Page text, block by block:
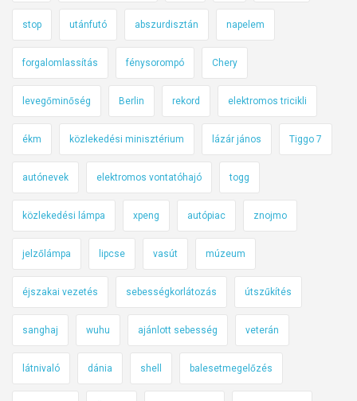
stop utánfutó abszurdisztán napelem
forgalomlassítás fénysorompó Chery
levegőminőség Berlin rekord elektromos tricikli
ékm közlekedési minisztérium lázár jános Tiggo 7
autónevek elektromos vontatóhajó togg
közlekedési lámpa xpeng autópiac znojmo
jelzőlámpa lipcse vasút múzeum
éjszakai vezetés sebességkorlátozás útszűkítés
sanghaj wuhu ajánlott sebesség veterán
látnivaló dánia shell balesetmegelőzés